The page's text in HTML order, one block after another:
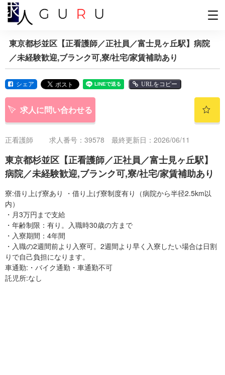
東京都杉並区【正看護師／正社員／富士見ヶ丘駅】病院
／未経験歓迎,ブランク可,寮/社宅/家賃補助あり
シェア URLをコピー
求人に問い合わせる
正看護師 求人番号：39578 最終更新日：2026/06/11
東京都杉並区【正看護師／正社員／富士見ヶ丘駅】
病院／未経験歓迎,ブランク可,寮/社宅/家賃補助あり
寮:借り上げ寮あり ・借り上げ寮制度有り（病院から半径2.5km以
内）
・月3万円まで支給
・年齢制限：有り。入職時30歳の方まで
・入寮期間：4年間
・入職の2週間前より入寮可。2週間より早く入寮したい場合は日割
りで自己負担になります。
車通勤:・バイク通勤・車通勤不可
託児所:なし